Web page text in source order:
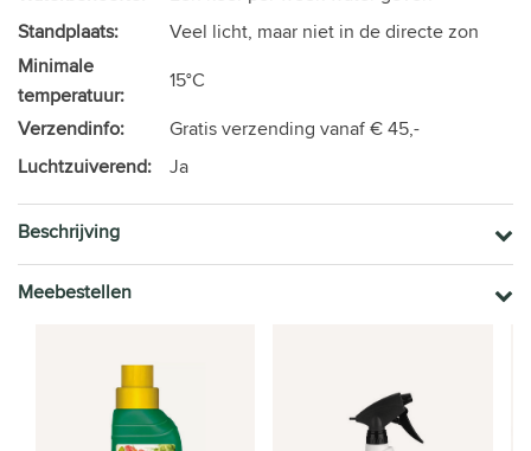
Standplaats:
Veel licht, maar niet in de directe zon
Minimale
temperatuur:
15°C
Verzendinfo:
Gratis verzending vanaf € 45,-
Luchtzuiverend:
Ja
Beschrijving
Meebestellen